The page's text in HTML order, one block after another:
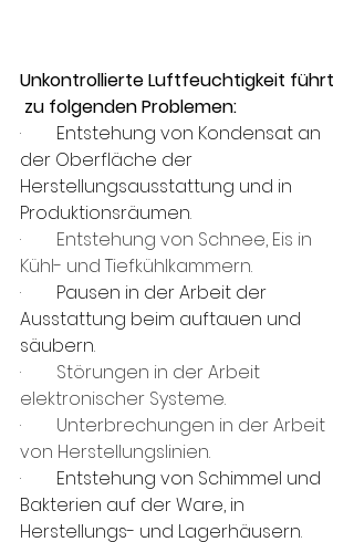
Unkontrollierte Luftfeuchtigkeit führt
zu folgenden Problemen:
· Entstehung von Kondensat an
der Oberfläche der
Herstellungsausstattung und in
Produktionsräumen.
·        Entstehung von Schnee, Eis in
Kühl- und Tiefkühlkammern.
· Pausen in der Arbeit der
Ausstattung beim auftauen und
säubern.
·        Störungen in der Arbeit
elektronischer Systeme.
·        Unterbrechungen in der Arbeit
von Herstellungslinien.
· Entstehung von Schimmel und
Bakterien auf der Ware, in
Herstellungs- und Lagerhäusern.